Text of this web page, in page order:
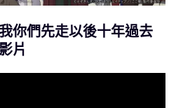
你們先走以後十年過去
片